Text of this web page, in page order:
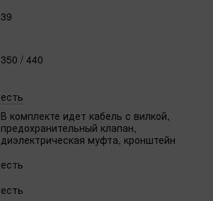
39
350 / 440
есть
В комплекте идет кабель с вилкой,
предохранительный клапан,
диэлектрическая муфта, кронштейн
есть
есть